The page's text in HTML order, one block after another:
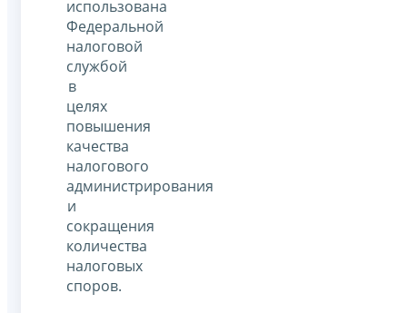
использована
Федеральной
налоговой
службой
в
целях
повышения
качества
налогового
администрирования
и
сокращения
количества
налоговых
споров.